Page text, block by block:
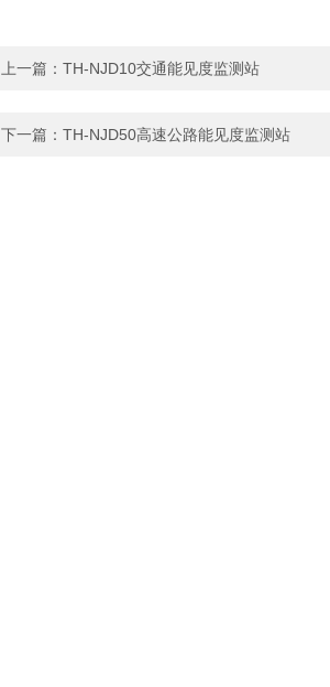
上一篇： TH-NJD10交通能见度监测站
下一篇： TH-NJD50高速公路能见度监测站